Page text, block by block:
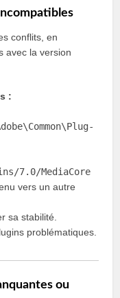
conflits, en
avec la version
:
7.0/MediaCore
vers un autre
sa stabilité.
problématiques.
ou